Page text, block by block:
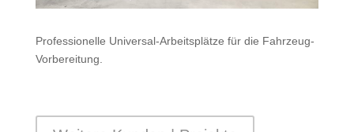
Professionelle Universal-Arbeitsplätze für die Fahrzeug-
Vorbereitung.